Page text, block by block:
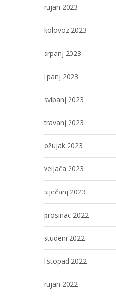
rujan 2023
kolovoz 2023
srpanj 2023
lipanj 2023
svibanj 2023
travanj 2023
ožujak 2023
veljača 2023
siječanj 2023
prosinac 2022
studeni 2022
listopad 2022
rujan 2022